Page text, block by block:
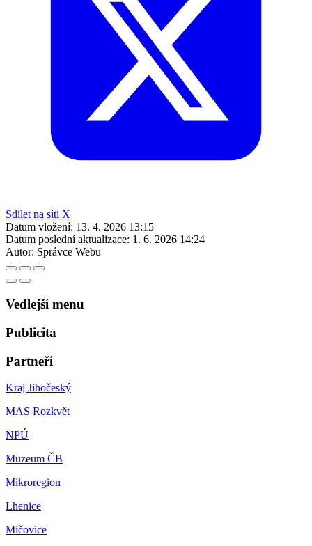
Sdílet na síti X
Datum vložení: 13. 4. 2026 13:15
Datum poslední aktualizace: 1. 6. 2026 14:24
Autor: Správce Webu
Vedlejší menu
Publicita
Partneři
Kraj Jihočeský
MAS Rozkvět
NPÚ
Muzeum ČB
Mikroregion
Lhenice
Mičovice